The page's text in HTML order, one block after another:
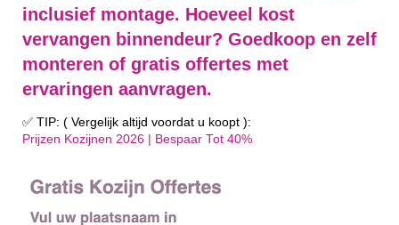
inclusief montage. Hoeveel kost
vervangen binnendeur? Goedkoop en zelf
monteren of gratis offertes met
ervaringen aanvragen.
✅ TIP: ( Vergelijk altijd voordat u koopt ):
Prijzen Kozijnen 2026 | Bespaar Tot 40%‎